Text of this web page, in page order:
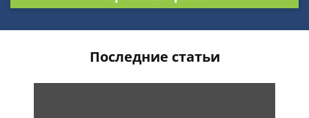
Последние статьи